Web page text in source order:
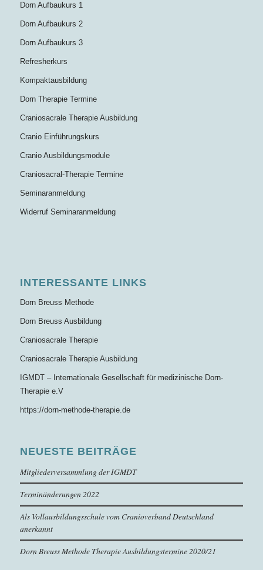
Dorn Aufbaukurs 1
Dorn Aufbaukurs 2
Dorn Aufbaukurs 3
Refresherkurs
Kompaktausbildung
Dorn Therapie Termine
Craniosacrale Therapie Ausbildung
Cranio Einführungskurs
Cranio Ausbildungsmodule
Craniosacral-Therapie Termine
Seminaranmeldung
Widerruf Seminaranmeldung
INTERESSANTE LINKS
Dorn Breuss Methode
Dorn Breuss Ausbildung
Craniosacrale Therapie
Craniosacrale Therapie Ausbildung
IGMDT – Internationale Gesellschaft für medizinische Dorn-
Therapie e.V
https://dorn-methode-therapie.de
NEUESTE BEITRÄGE
Mitgliederversammlung der IGMDT
Terminänderungen 2022
Als Vollausbildungsschule vom Cranioverband Deutschland
anerkannt
Dorn Breuss Methode Therapie Ausbildungstermine 2020/21